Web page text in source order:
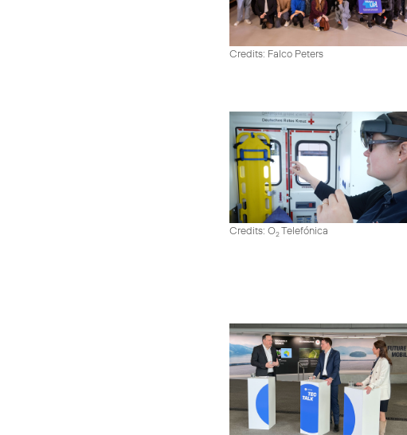
Credits: Falco Peters
Credits: O2Telefónica